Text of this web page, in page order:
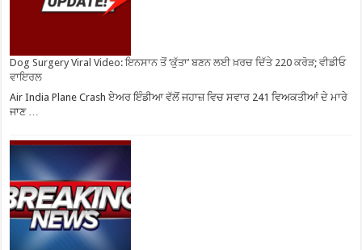
Dog Surgery Viral Video: ਇਨਸਾਨ ਤੋਂ ‘ਕੁੱਤਾ’ ਬਣਨ ਲਈ ਖ਼ਰਚ ਦਿੱਤੇ 220 ਕਰੋੜ; ਵੀਡੀਓ
ਵਾਇਰਲ
Air India Plane Crash ਏਅਰ ਇੰਡੀਆ ਵੱਲੋਂ ਜਹਾਜ਼ ਵਿਚ ਸਵਾਰ 241 ਵਿਅਕਤੀਆਂ ਦੇ ਮਾਰੇ
ਜਾਣ …